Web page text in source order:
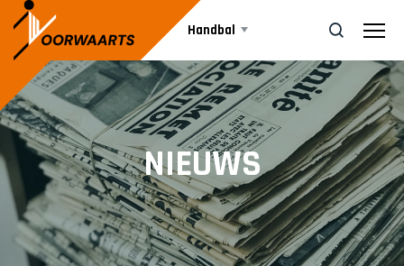
Handbal
Teams
DAMES
Dames 1
Dames 2
Agenda
Nieuws
ZOEK
NIEUWS